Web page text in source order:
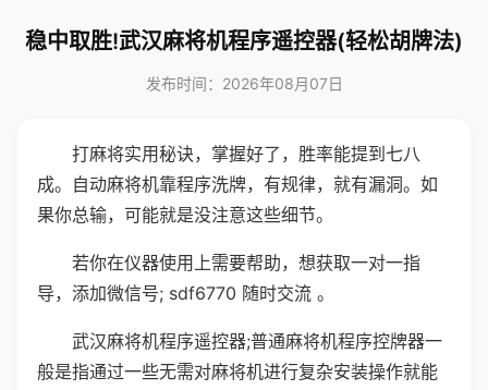
稳中取胜!武汉麻将机程序遥控器(轻松胡牌法)
发布时间：2026年08月07日
打麻将实用秘诀，掌握好了，胜率能提到七八
成。自动麻将机靠程序洗牌，有规律，就有漏洞。如
果你总输，可能就是没注意这些细节。
若你在仪器使用上需要帮助，想获取一对一指
导，添加微信号; sdf6770 随时交流 。
武汉麻将机程序遥控器;普通麻将机程序控牌器一
般是指通过一些无需对麻将机进行复杂安装操作就能